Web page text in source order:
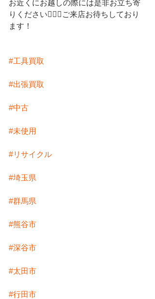
お近くにお越しの際には是非お立ち寄
りください💁🏻‍♀️ご来店お待ちしており
ます！
#工具買取
#出張買取
#中古
#未使用
#リサイクル
#埼玉県
#群馬県
#熊谷市
#深谷市
#太田市
#行田市